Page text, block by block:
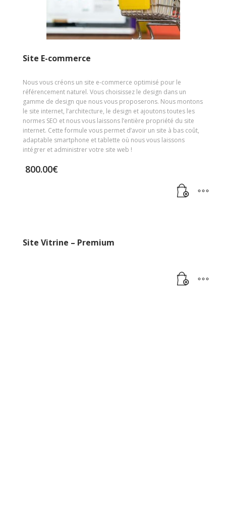
Site E-commerce
Nous vous créons un site e-commerce optimisé pour le
référencement naturel. Vous choisissez le design dans un
gamme de design que nous vous proposerons. Nous montons
le site internet, l’architecture, le design et ajoutons toutes les
normes SEO et nous vous laissons l’entière propriété du site
internet. Cette formule vous permet d’avoir un site à bas coût,
adaptable smartphone et tablette où nous vous laissons
intégrer et administrer votre site web !
800.00€
Site Vitrine – Premium